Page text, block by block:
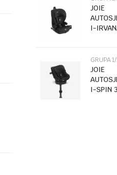
JOIE
I-
MESH
JOIE
I-SPIN